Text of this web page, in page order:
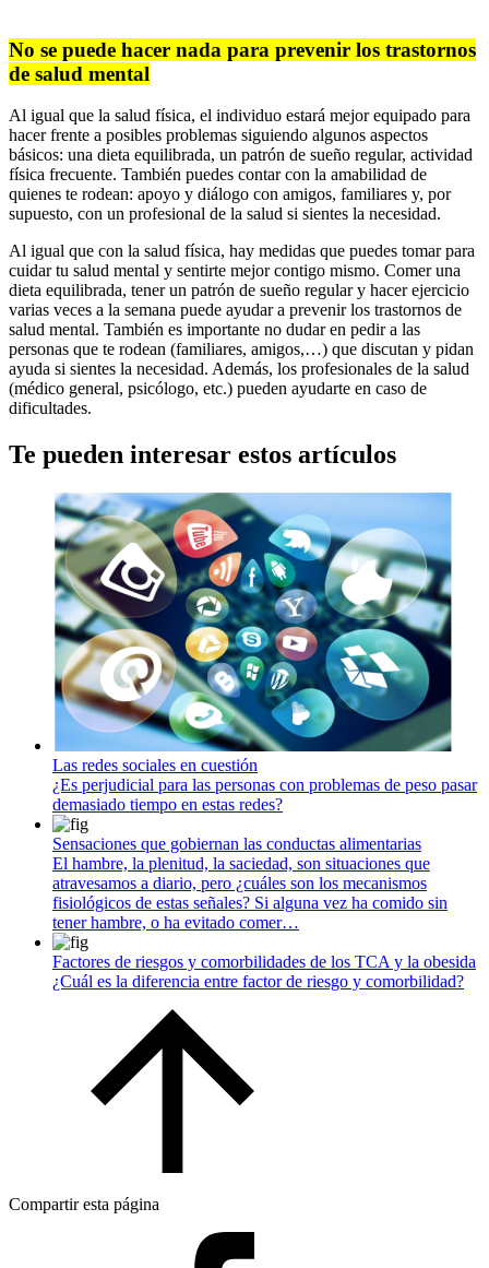
No se puede hacer nada para prevenir los trastornos
de salud mental
Al igual que la salud física, el individuo estará mejor equipado para
hacer frente a posibles problemas siguiendo algunos aspectos
básicos: una dieta equilibrada, un patrón de sueño regular, actividad
física frecuente. También puedes contar con la amabilidad de
quienes te rodean: apoyo y diálogo con amigos, familiares y, por
supuesto, con un profesional de la salud si sientes la necesidad.
Al igual que con la salud física, hay medidas que puedes tomar para
cuidar tu salud mental y sentirte mejor contigo mismo. Comer una
dieta equilibrada, tener un patrón de sueño regular y hacer ejercicio
varias veces a la semana puede ayudar a prevenir los trastornos de
salud mental. También es importante no dudar en pedir a las
personas que te rodean (familiares, amigos,…) que discutan y pidan
ayuda si sientes la necesidad. Además, los profesionales de la salud
(médico general, psicólogo, etc.) pueden ayudarte en caso de
dificultades.
Te pueden interesar estos artículos
Las redes sociales en cuestión
¿Es perjudicial para las personas con problemas de peso pasar
demasiado tiempo en estas redes?
Sensaciones que gobiernan las conductas alimentarias
El hambre, la plenitud, la saciedad, son situaciones que
atravesamos a diario, pero ¿cuáles son los mecanismos
fisiológicos de estas señales? Si alguna vez ha comido sin
tener hambre, o ha evitado comer…
Factores de riesgos y comorbilidades de los TCA y la obesida
¿Cuál es la diferencia entre factor de riesgo y comorbilidad?
Compartir esta página